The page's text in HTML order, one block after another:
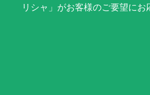
リシャ」がお客様のご要望にお